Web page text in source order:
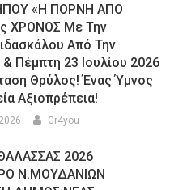
«Η ΠΟΡΝΗ ΑΠΟ
ΧΡΟΝΟΣ Με Την
Από Την
Πέμπτη 23 Ιουλίου 2026
Θρύλος! Ένας Ύμνος
Αξιοπρέπεια!
Gr4you
2026
Ν.ΜΟΥΔΑΝΙΩΝ